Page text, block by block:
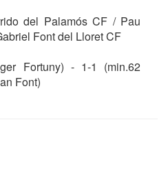
del Palamós CF / Pau
Font del Lloret CF
Fortuny) - 1-1 (min.62
Font)